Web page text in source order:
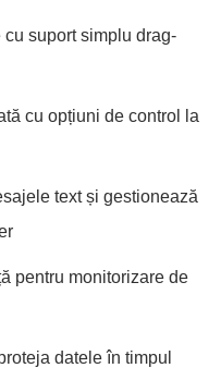
suport simplu drag-
cu opțiuni de control la
text și gestionează
pentru monitorizare de
datele în timpul